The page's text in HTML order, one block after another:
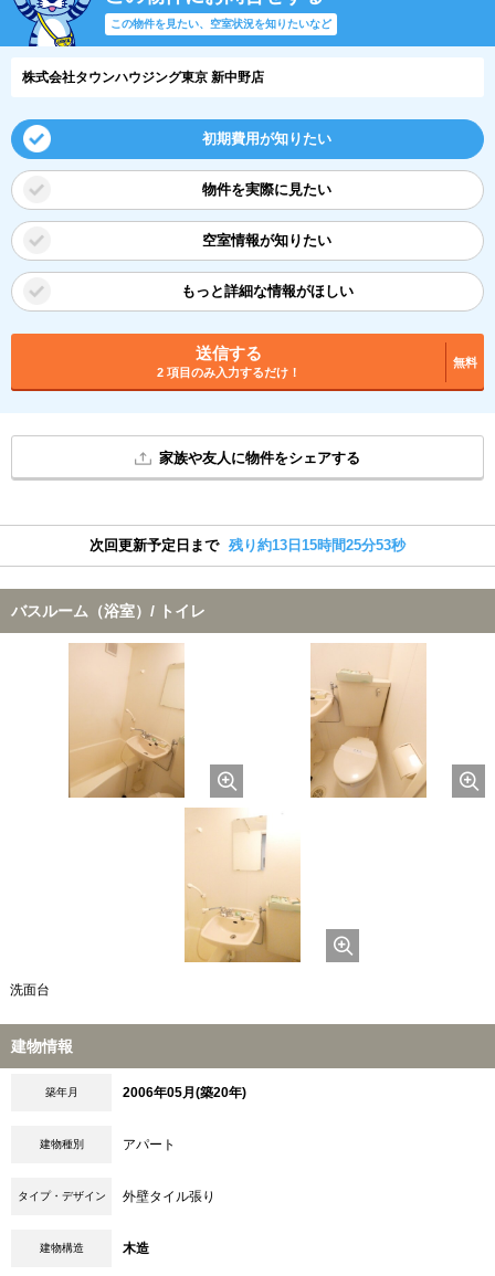
この物件を見たい、空室状況を知りたいなど
株式会社タウンハウジング東京 新中野店
初期費用が知りたい
物件を実際に見たい
空室情報が知りたい
もっと詳細な情報がほしい
送信する
2 項目のみ入力するだけ！
無料
家族や友人に物件をシェアする
次回更新予定日まで 残り約13日15時間25分52秒
バスルーム（浴室）/ トイレ
洗面台
建物情報
築年月 2006年05月(築20年)
建物種別 アパート
タイプ・デザイン 外壁タイル張り
建物構造 木造